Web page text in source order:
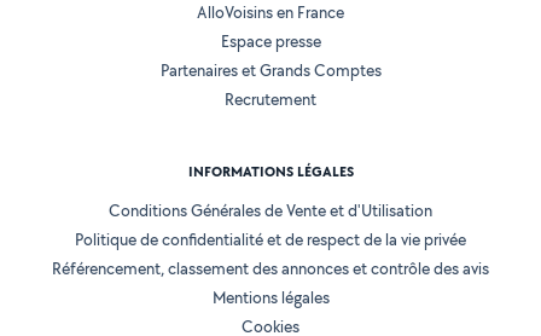
AlloVoisins en France
Espace presse
Partenaires et Grands Comptes
Recrutement
INFORMATIONS LÉGALES
Conditions Générales de Vente et d'Utilisation
Politique de confidentialité et de respect de la vie privée
Référencement, classement des annonces et contrôle des avis
Mentions légales
Cookies